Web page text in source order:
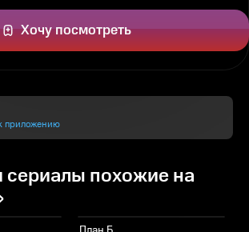
Хочу посмотреть
приложению
похожие на